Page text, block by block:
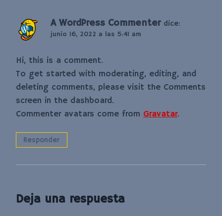
A WordPress Commenter dice:
junio 16, 2022 a las 5:41 am
Hi, this is a comment.
To get started with moderating, editing, and
deleting comments, please visit the Comments
screen in the dashboard.
Commenter avatars come from Gravatar.
Responder
Deja una respuesta